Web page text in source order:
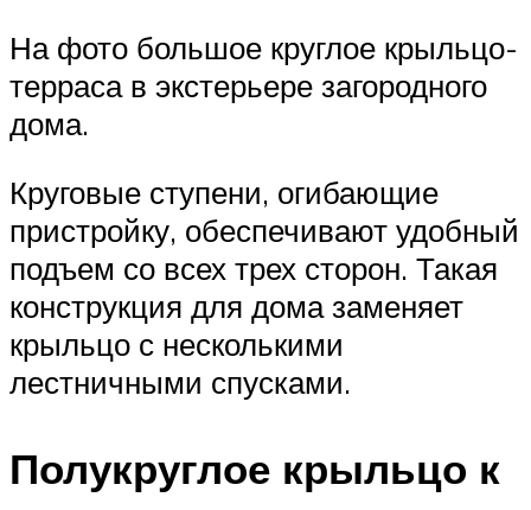
На фото большое круглое крыльцо-
терраса в экстерьере загородного
дома.
Круговые ступени, огибающие
пристройку, обеспечивают удобный
подъем со всех трех сторон. Такая
конструкция для дома заменяет
крыльцо с несколькими
лестничными спусками.
Полукруглое крыльцо к